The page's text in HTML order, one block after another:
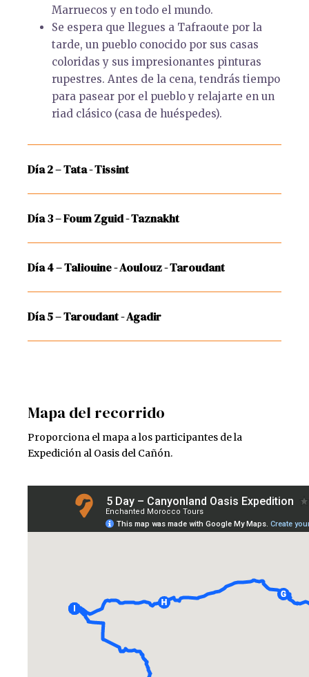
Marruecos y en todo el mundo.
Se espera que llegues a Tafraoute por la
tarde, un pueblo conocido por sus casas
coloridas y sus impresionantes pinturas
rupestres. Antes de la cena, tendrás tiempo
para pasear por el pueblo y relajarte en un
riad clásico (casa de huéspedes).
Día 2 – Tata - Tissint
Día 3 – Foum Zguid - Taznakht
Día 4 – Taliouine - Aoulouz - Taroudant
Día 5 – Taroudant - Agadir
Mapa del recorrido
Proporciona el mapa a los participantes de la
Expedición al Oasis del Cañón.